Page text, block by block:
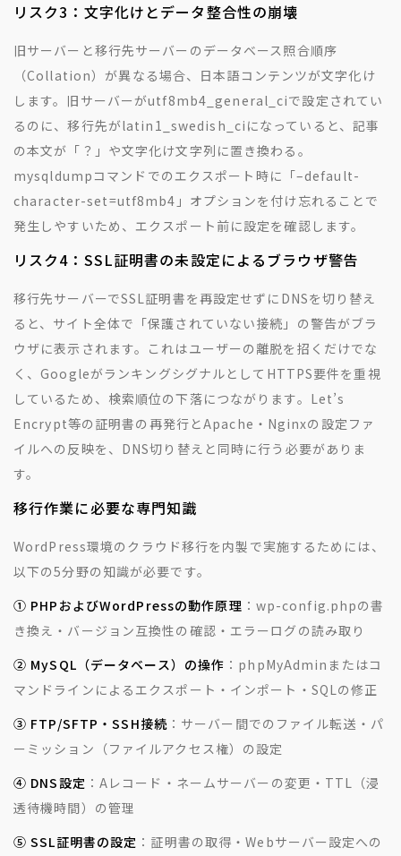
リスク3：文字化けとデータ整合性の崩壊
旧サーバーと移行先サーバーのデータベース照合順序
（Collation）が異なる場合、日本語コンテンツが文字化け
します。旧サーバーがutf8mb4_general_ciで設定されてい
るのに、移行先がlatin1_swedish_ciになっていると、記事
の本文が「？」や文字化け文字列に置き換わる。
mysqldumpコマンドでのエクスポート時に「–default-
character-set=utf8mb4」オプションを付け忘れることで
発生しやすいため、エクスポート前に設定を確認します。
リスク4：SSL証明書の未設定によるブラウザ警告
移行先サーバーでSSL証明書を再設定せずにDNSを切り替え
ると、サイト全体で「保護されていない接続」の警告がブラ
ウザに表示されます。これはユーザーの離脱を招くだけでな
く、GoogleがランキングシグナルとしてHTTPS要件を重視
しているため、検索順位の下落につながります。Let’s
Encrypt等の証明書の再発行とApache・Nginxの設定ファ
イルへの反映を、DNS切り替えと同時に行う必要がありま
す。
移行作業に必要な専門知識
WordPress環境のクラウド移行を内製で実施するためには、
以下の5分野の知識が必要です。
① PHPおよびWordPressの動作原理 ：wp-config.phpの書
き換え・バージョン互換性の確認・エラーログの読み取り
② MySQL（データベース）の操作 ：phpMyAdminまたはコ
マンドラインによるエクスポート・インポート・SQLの修正
③ FTP/SFTP・SSH接続：サーバー間でのファイル転送・パ
ーミッション（ファイルアクセス権）の設定
④ DNS設定 ：Aレコード・ネームサーバーの変更・TTL（浸
透待機時間）の管理
⑤ SSL証明書の設定 ：証明書の取得・Webサーバー設定への